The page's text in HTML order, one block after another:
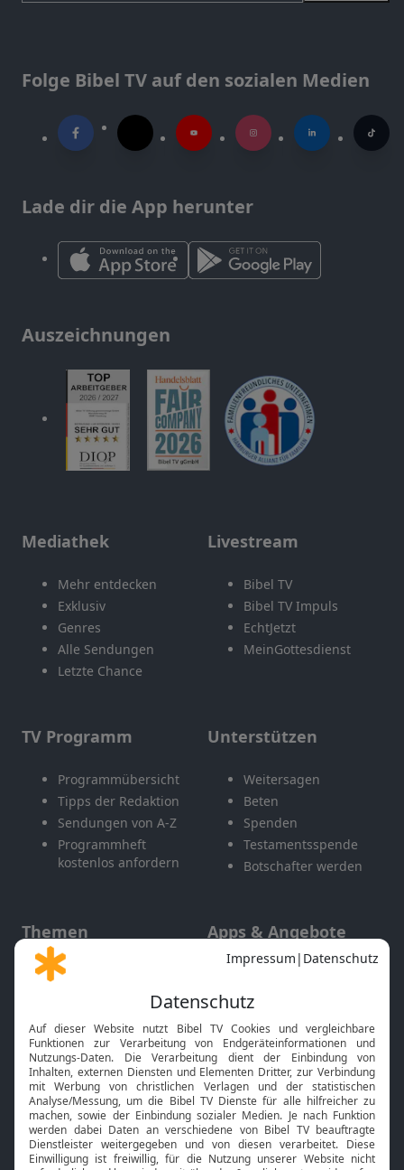
Folge Bibel TV auf den sozialen Medien
Lade dir die App herunter
Auszeichnungen
Mediathek
Mehr entdecken
Exklusiv
Genres
Alle Sendungen
Letzte Chance
Livestream
Bibel TV
Bibel TV Impuls
EchtJetzt
MeinGottesdienst
TV Programm
Programmübersicht
Tipps der Redaktion
Sendungen von A-Z
Programmheft
kostenlos anfordern
Unterstützen
Weitersagen
Beten
Spenden
Testamentsspende
Botschafter werden
Themen
Gott und Bibel erklärt
Neuigkeiten
Apps & Angebote
Mobile App
Smart TV
HbbTV
Bibelthek Online-Bibel
Nächster Gottesdienst